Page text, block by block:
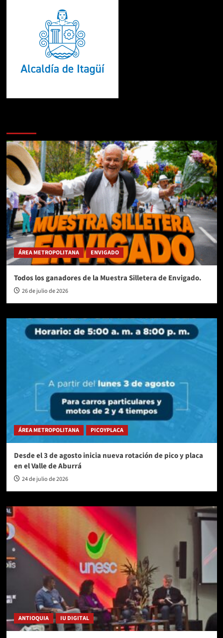
ÁREA METROPOLITANA ENVIGADO
Todos los ganadores de la Muestra Silletera de Envigado.
26 de julio de 2026
ÁREA METROPOLITANA PICOYPLACA
Desde el 3 de agosto inicia nueva rotación de pico y placa
en el Valle de Aburrá
24 de julio de 2026
ANTIOQUIA IU DIGITAL